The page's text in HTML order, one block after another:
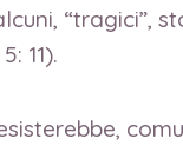
“tragici”,
11).